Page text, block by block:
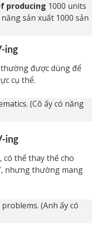
producing 1000 units
sản xuất 1000 sản
ing
được dùng để
cụ thể.
(Cô ấy có năng
ing
có thể thay thế cho
nhưng thường mang
(Anh ấy có